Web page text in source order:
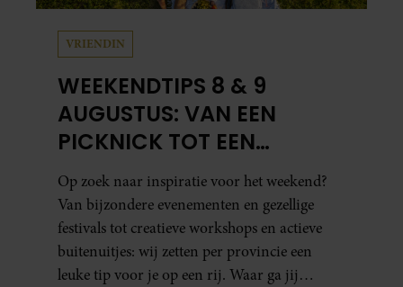
VRIENDIN
WEEKENDTIPS 8 & 9
AUGUSTUS: VAN EEN
PICKNICK TOT EEN
VOGELHUISJE MAKEN
Op zoek naar inspiratie voor het weekend?
Van bijzondere evenementen en gezellige
festivals tot creatieve workshops en actieve
buitenuitjes: wij zetten per provincie een
leuke tip voor je op een rij. Waar ga jij